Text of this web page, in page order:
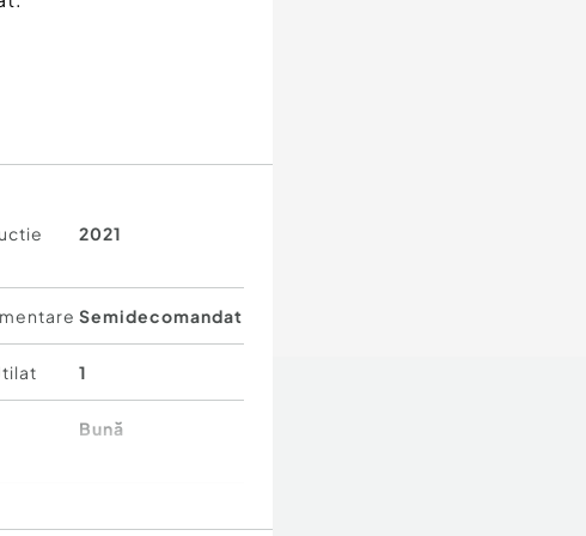
în poze
facil către mijloace
2021
Semidecomandat
1
Bună